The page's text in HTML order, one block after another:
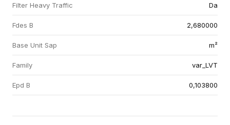
Filter Heavy Traffic Da
Fdes B 2,680000
Base Unit Sap m²
Family var_LVT
Epd B 0,103800